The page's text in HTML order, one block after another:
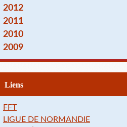
2012
2011
2010
2009
Liens
FFT
LIGUE DE NORMANDIE